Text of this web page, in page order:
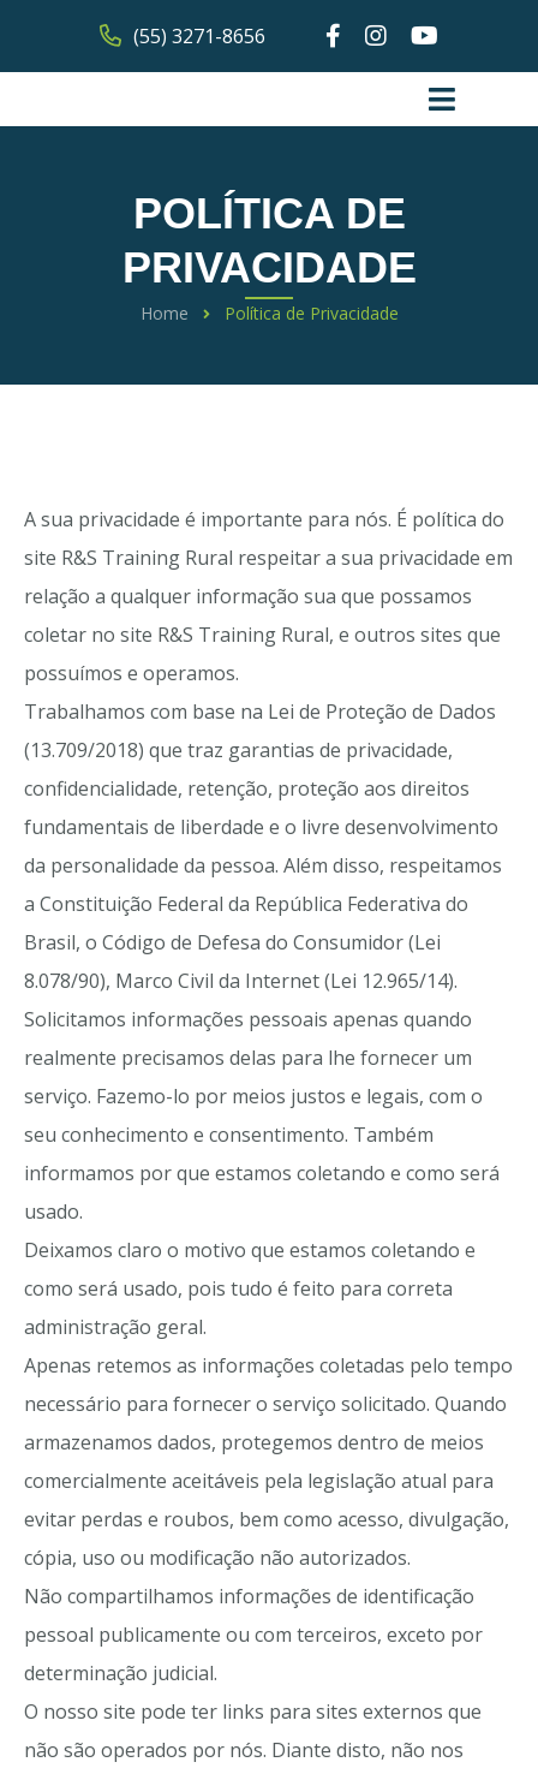
(55) 3271-8656
POLÍTICA DE
PRIVACIDADE
Home Política de Privacidade
A sua privacidade é importante para nós. É política do
site R&S Training Rural respeitar a sua privacidade em
relação a qualquer informação sua que possamos
coletar no site R&S Training Rural, e outros sites que
possuímos e operamos.
Trabalhamos com base na Lei de Proteção de Dados
(13.709/2018) que traz garantias de privacidade,
confidencialidade, retenção, proteção aos direitos
fundamentais de liberdade e o livre desenvolvimento
da personalidade da pessoa. Além disso, respeitamos
a Constituição Federal da República Federativa do
Brasil, o Código de Defesa do Consumidor (Lei
8.078/90), Marco Civil da Internet (Lei 12.965/14).
Solicitamos informações pessoais apenas quando
realmente precisamos delas para lhe fornecer um
serviço. Fazemo-lo por meios justos e legais, com o
seu conhecimento e consentimento. Também
informamos por que estamos coletando e como será
usado.
Deixamos claro o motivo que estamos coletando e
como será usado, pois tudo é feito para correta
administração geral.
Apenas retemos as informações coletadas pelo tempo
necessário para fornecer o serviço solicitado. Quando
armazenamos dados, protegemos dentro de meios
comercialmente aceitáveis pela legislação atual ​​para
evitar perdas e roubos, bem como acesso, divulgação,
cópia, uso ou modificação não autorizados.
Não compartilhamos informações de identificação
pessoal publicamente ou com terceiros, exceto por
determinação judicial.
O nosso site pode ter links para sites externos que
não são operados por nós. Diante disto, não nos